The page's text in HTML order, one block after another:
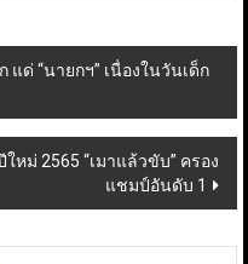
ด่ “นายกฯ” เนื่องในวันเด็ก
หม่ 2565 “เมาแล้วขับ” ครอง
แชมป์อันดับ 1